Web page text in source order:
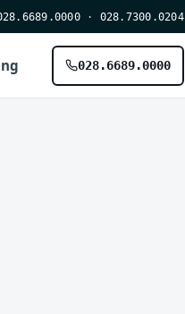
· 028.7300.0204
028.6689.0000